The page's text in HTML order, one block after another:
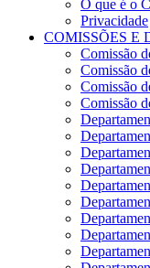
O que é o
Privacidade
COMISSÕES E
Comissão
Comissão
Comissão
Comissão